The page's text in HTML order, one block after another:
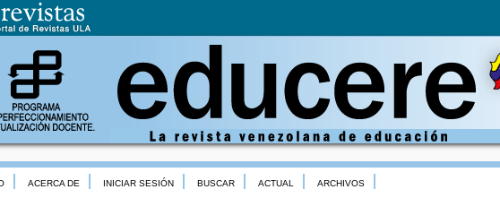
ACERCA DE INICIAR SESIÓN BUSCAR ACTUAL ARCHIVOS